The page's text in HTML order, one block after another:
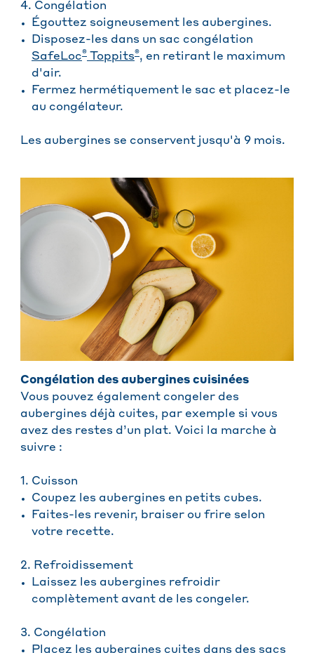
4. Congélation
Égouttez soigneusement les aubergines.
Disposez-les dans un sac congélation
SafeLoc® Toppits®, en retirant le maximum
d'air.
Fermez hermétiquement le sac et placez-le
au congélateur.
Les aubergines se conservent jusqu'à 9 mois.
Congélation des aubergines cuisinées
Vous pouvez également congeler des
aubergines déjà cuites, par exemple si vous
avez des restes d’un plat. Voici la marche à
suivre :
1. Cuisson
Coupez les aubergines en petits cubes.
Faites-les revenir, braiser ou frire selon
votre recette.
2. Refroidissement
Laissez les aubergines refroidir
complètement avant de les congeler.
3. Congélation
Placez les aubergines cuites dans des sacs